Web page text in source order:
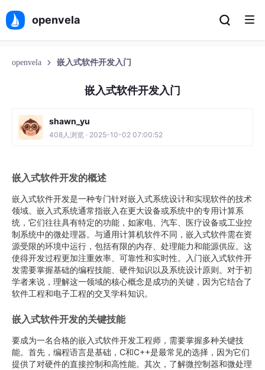
openvela
openvela 嵌入式软件开发入门
嵌入式软件开发入门
shawn_yu
408人浏览 · 2025-10-02 07:00:52
嵌入式软件开发的概述
嵌入式软件开发是一种专门针对嵌入式系统设计和实现软件的技术
领域。嵌入式系统通常指嵌入在更大设备或系统中的专用计算系
统，它们往往具有特定的功能，如家电、汽车、医疗设备或工业控
制系统中的微处理器。与通用计算机软件不同，嵌入式软件需在资
源受限的环境中运行，包括有限的内存、处理能力和能源供应。这
使得开发过程更加注重效率、可靠性和实时性。入门嵌入式软件开
发需要掌握基础的编程技能、硬件知识以及系统设计原则。对于初
学者来说，理解这一领域的核心概念是成功的关键，因为它结合了
软件工程和电子工程的交叉学科知识。
嵌入式软件开发的关键技能
要成为一名合格的嵌入式软件开发工程师，需要掌握多种关键技
能。首先，编程语言是基础，C和C++是最常见的选择，因为它们
提供了对硬件的直接控制和高性能。其次，了解微控制器和微处理